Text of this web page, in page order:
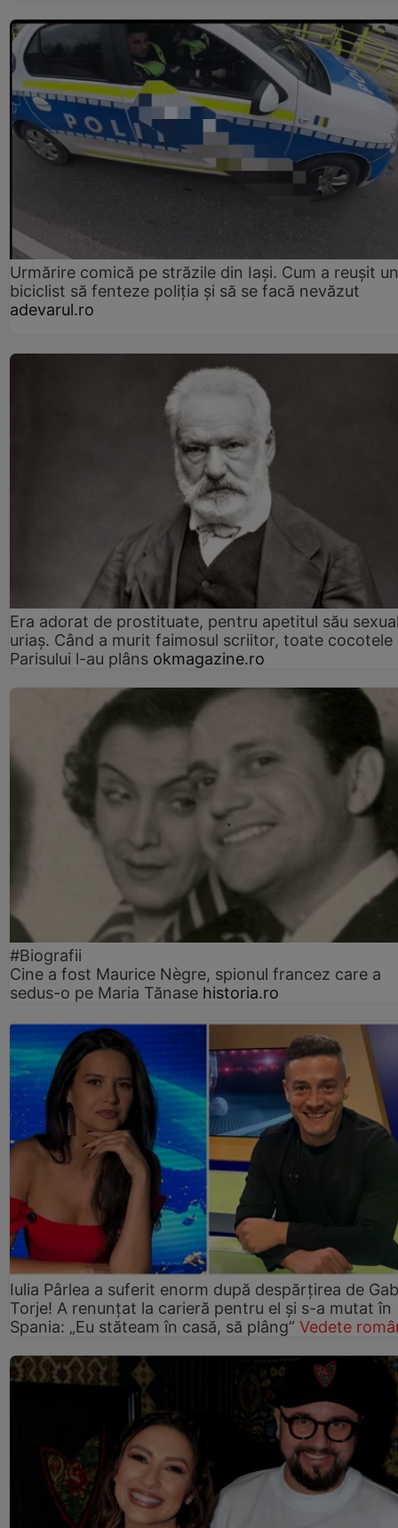
Urmărire comică pe străzile din Iași. Cum a reușit un
biciclist să fenteze poliția și să se facă nevăzut
adevarul.ro
Era adorat de prostituate, pentru apetitul său
uriaș. Când a murit faimosul scriitor, toate cocotele
Parisului l-au plâns okmagazine.ro
#Biografii
Cine a fost Maurice Nègre, spionul francez care a
sedus-o pe Maria Tănase historia.ro
Iulia Pârlea a suferit enorm după despărțirea de
Torje! A renunțat la carieră pentru el și s-a mutat în
Spania: „Eu stăteam în casă, să plâng” Vedete